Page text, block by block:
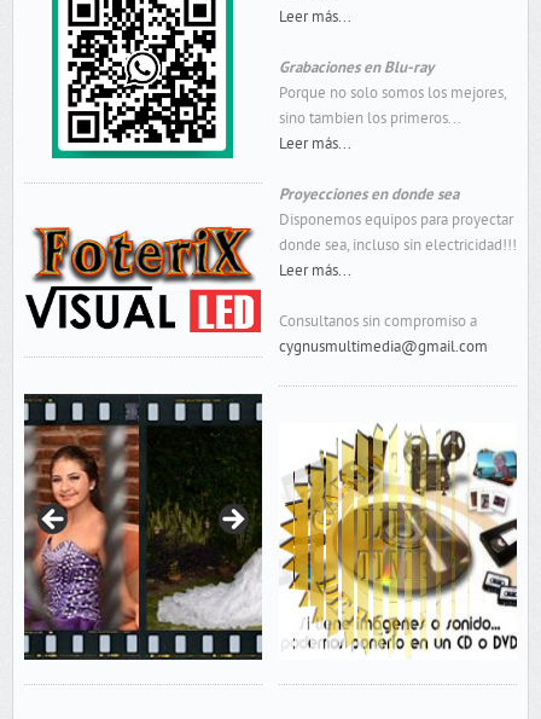
Leer más...
Grabaciones en Blu-ray
Porque no solo somos los mejores,
sino tambien los primeros...
Leer más...
Proyecciones en donde sea
Disponemos equipos para proyectar
donde sea, incluso sin electricidad!!!
Leer más...
Consultanos sin compromiso a
cygnusmultimedia@gmail.com